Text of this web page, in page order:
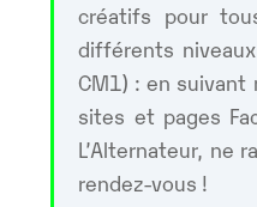
créatifs pour
différents
CM1) : en
sites et pages
L’Alternateur, ne
rendez-vous !